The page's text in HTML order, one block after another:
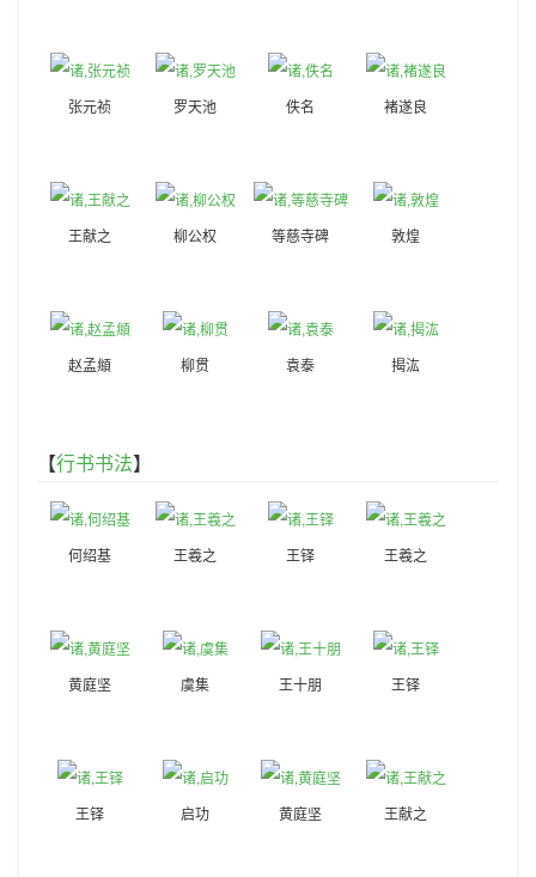
张元祯 罗天池 佚名 褚遂良
王献之 柳公权 等慈寺碑 敦煌
赵孟頫 柳贯 袁泰 揭汯
【行书书法】
何绍基 王羲之 王铎 王羲之
黄庭坚 虞集 王十朋 王铎
王铎 启功 黄庭坚 王献之